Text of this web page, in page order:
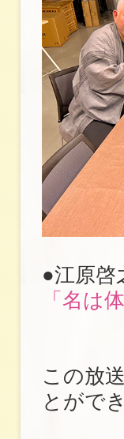
●江原
「名は
この放
とがで